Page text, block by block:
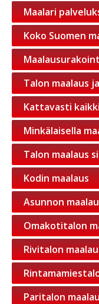
Maalari
Koko Suomen
Talon maalaus
Kattavasti
Minkälaisella
Talon maalaus
Kodin maalaus
Asunnon
Omakotitalon
Rivitalon
Paritalon